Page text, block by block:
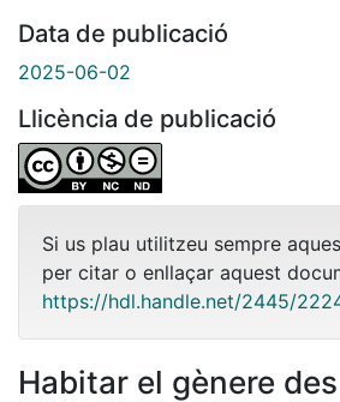
Data de publicació
2025-06-02
Llicència de publicació
Si us plau utilitzeu sempre
per citar o enllaçar aquest
https://hdl.handle.net/2445/
Habitar el gènere